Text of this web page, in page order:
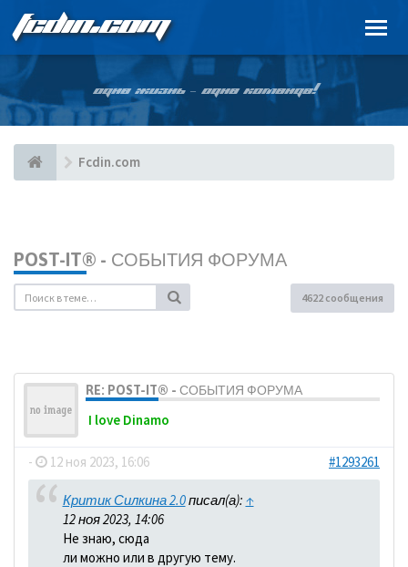
FCDIN.COM
ОДНА ЖИЗНЬ – ОДНА КОМАНДА!
Fcdin.com
POST-IT® - СОБЫТИЯ ФОРУМА
4622 сообщения
RE: POST-IT® - СОБЫТИЯ ФОРУМА
I love Dinamo
- 12 ноя 2023, 16:06 #1293261
Критик Силкина 2.0писал(а): ↑
12 ноя 2023, 14:06
Не знаю, сюда
ли можно или в другую тему.